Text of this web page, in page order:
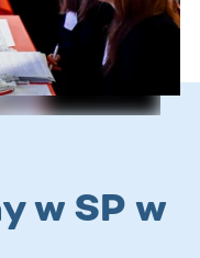
w SP w